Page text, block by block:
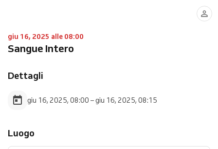
giu 16, 2025 alle 08:00
Sangue Intero
Dettagli
giu 16, 2025, 08:00 – giu 16, 2025, 08:15
Luogo